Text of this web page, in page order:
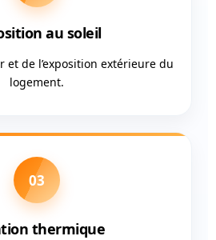
au soleil
et de l’exposition extérieure du
logement.
03
thermique